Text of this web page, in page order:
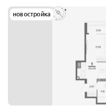
новостройка